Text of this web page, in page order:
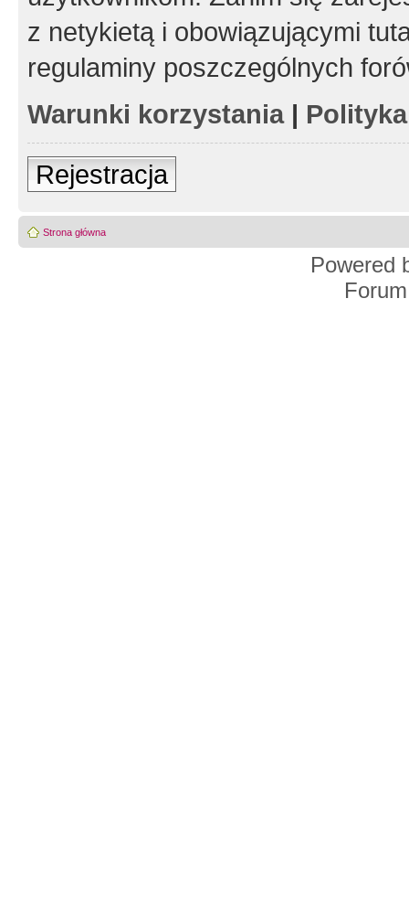
z netykietą i obowiązującymi
regulaminy poszczególnych
Warunki korzystania|
Rejestracja
Strona główna
Powered